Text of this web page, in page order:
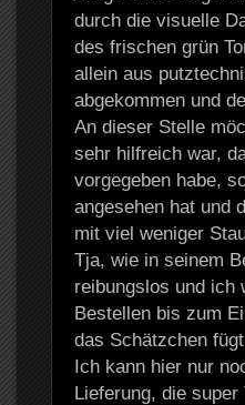
durch die visuelle
des frischen grün
allein aus
abgekommen und
An dieser Stelle
sehr hilfreich war,
vorgegeben habe,
angesehen hat und
mit viel weniger
Tja, wie in seinem
reibungslos und ich
Bestellen bis zum
das Schätzchen
Ich kann hier nur
Lieferung, die